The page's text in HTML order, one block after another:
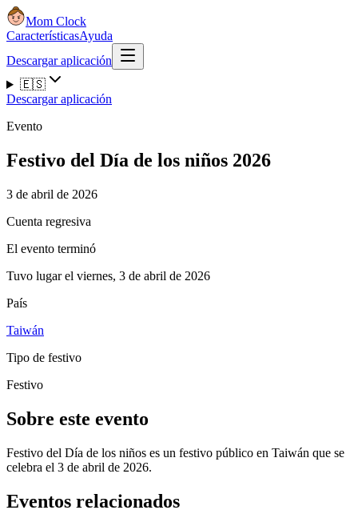
Mom Clock
CaracterísticasAyuda
Descargar aplicación
🇪🇸
Descargar aplicación
Evento
Festivo del Día de los niños 2026
3 de abril de 2026
Cuenta regresiva
El evento terminó
Tuvo lugar el viernes, 3 de abril de 2026
País
Taiwán
Tipo de festivo
Festivo
Sobre este evento
Festivo del Día de los niños es un festivo público en Taiwán que se
celebra el 3 de abril de 2026.
Eventos relacionados